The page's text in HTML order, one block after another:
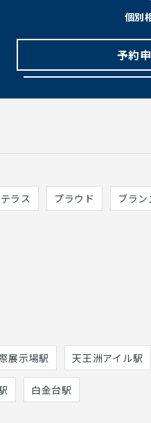
個別
予約
ラス プラウド ブラン
展示場駅 天王洲アイル駅
白金台駅